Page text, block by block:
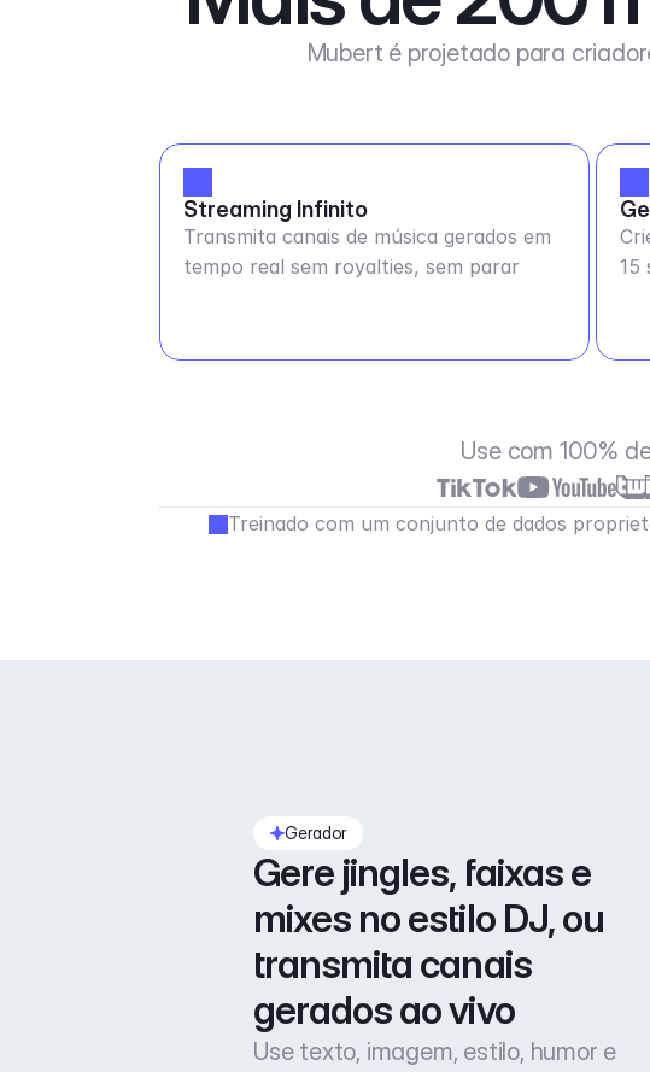
Mubert é projetado para
Streaming Infinito
Transmita canais de música gerados em
tempo real sem royalties, sem parar
15
Use com 100%
Treinado com um conjunto de dados
Gerador
Gere jingles, faixas e
mixes no estilo DJ, ou
transmita canais
gerados ao vivo
Use texto, imagem, estilo, humor e